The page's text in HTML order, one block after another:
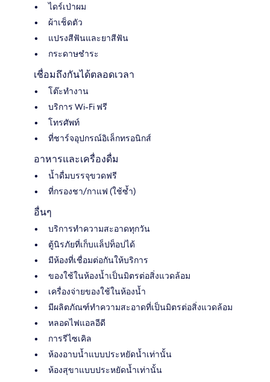
ไดร์เป่าผม
ผ้าเช็ดตัว
แปรงสีฟันและยาสีฟัน
กระดาษชำระ
เชื่อมถึงกันได้ตลอดเวลา
โต๊ะทำงาน
บริการ Wi-Fi ฟรี
โทรศัพท์
ที่ชาร์จอุปกรณ์อิเล็กทรอนิกส์
อาหารและเครื่องดื่ม
น้ำดื่มบรรจุขวดฟรี
ที่กรองชา/กาแฟ (ใช้ซ้ำ)
อื่นๆ
บริการทำความสะอาดทุกวัน
ตู้นิรภัยที่เก็บแล็ปท็อปได้
มีห้องที่เชื่อมต่อกันให้บริการ
ของใช้ในห้องน้ำเป็นมิตรต่อสิ่งแวดล้อม
เครื่องจ่ายของใช้ในห้องน้ำ
มีผลิตภัณฑ์ทำความสะอาดที่เป็นมิตรต่อสิ่งแวดล้อม
หลอดไฟแอลอีดี
การรีไซเคิล
ห้องอาบน้ำแบบประหยัดน้ำเท่านั้น
ห้องสุขาแบบประหยัดน้ำเท่านั้น